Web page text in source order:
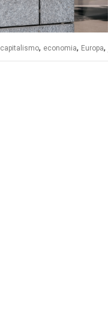
capitalismo, economia, Europa,